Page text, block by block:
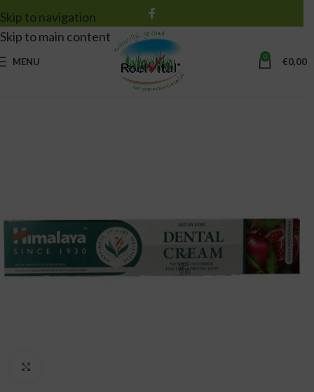
Skip to navigation
Skip to main content
MENU 0 €0,00